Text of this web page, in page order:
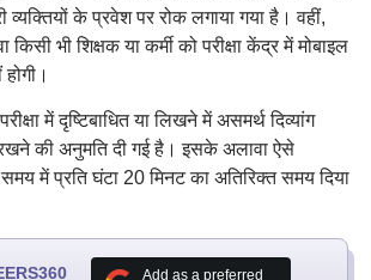
व्यक्तियों के प्रवेश पर रोक लगाया गया है। वहीं,
भी शिक्षक या कर्मी को परीक्षा केंद्र में मोबाइल
में दृष्टिबाधित या लिखने में असमर्थ दिव्यांग
रखने की अनुमति दी गई है। इसके अलावा ऐसे
समय में प्रति घंटा 20 मिनट का अतिरिक्त समय दिया
Add as a preferred